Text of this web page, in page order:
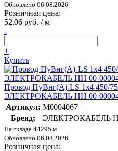
Обновлено 06.08.2026
Розничная цена:
52.06 руб. / м
-
+
Купить
Провод ПуВнг(А)-LS 1х4 450/
ЭЛЕКТРОКАБЕЛЬ НН 00-
Артикул: M0004067
Бренд:
ЭЛЕКТРОКАБЕЛЬ
На складе 44295 м
Обновлено 06.08.2026
Розничная цена: